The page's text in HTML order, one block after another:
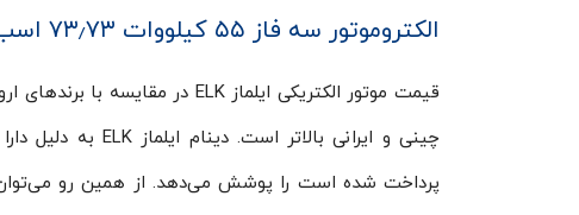
الکتروموتور سه فاز ۵۵ کیلووات ۷۳٫۷۳ اسب ۱۵۰۰ دور ایلماز ELK